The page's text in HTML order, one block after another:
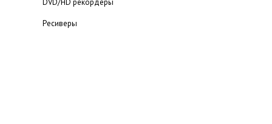
DVD/HD рекордеры
Ресиверы